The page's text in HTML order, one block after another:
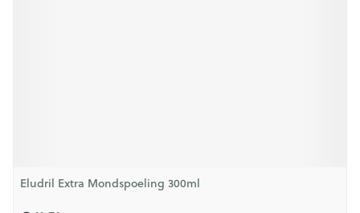
Eludril Extra Mondspoeling 300ml